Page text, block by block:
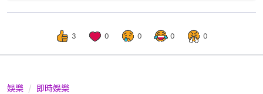
3 0 0 0 0
娛樂 即時娛樂